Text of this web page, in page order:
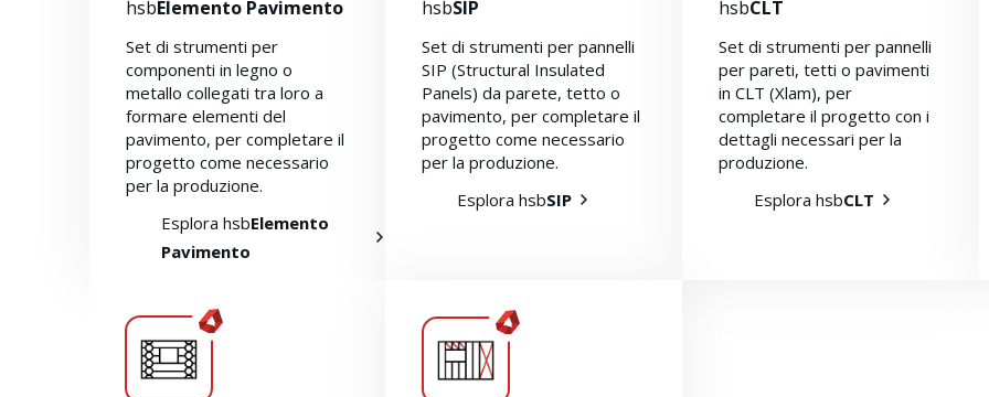
hsbElemento Pavimento
Set di strumenti per
componenti in legno o
metallo collegati tra loro a
formare elementi del
pavimento, per completare il
progetto come necessario
per la produzione.
Esplora hsbElemento
Pavimento
hsbSIP
Set di strumenti per pannelli
SIP (Structural Insulated
Panels) da parete, tetto o
pavimento, per completare il
progetto come necessario
per la produzione.
Esplora hsbSIP
hsbCLT
Set di strumenti per pannelli
per pareti, tetti o pavimenti
in CLT (Xlam), per
completare il progetto con i
dettagli necessari per la
produzione.
Esplora hsbCLT